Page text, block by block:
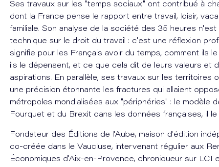
Ses travaux sur les "temps sociaux" ont contribué à
dont la France pense le rapport entre travail, loisir,
familiale. Son analyse de la société des 35 heures
technique sur le droit du travail : c'est une réflexion
signifie pour les Français avoir du temps, comment ils
ils le dépensent, et ce que cela dit de leurs valeurs et
aspirations. En parallèle, ses travaux sur les territoires
une précision étonnante les fractures qui allaient
métropoles mondialisées aux "périphéries" : le modèle
Fourquet et du Brexit dans les données françaises, il le
Fondateur des Éditions de l'Aube, maison d'édition
co-créée dans le Vaucluse, intervenant régulier aux
Économiques d'Aix-en-Provence, chroniqueur sur LCI